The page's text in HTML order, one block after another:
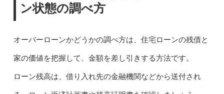
ン状態の調べ方
オーバーローンかどうかの調べ方は、住宅ローンの残債と
家の価値を把握して、金額を差し引きする方法です。
ローン残高は、借り入れ先の金融機関などから送付され